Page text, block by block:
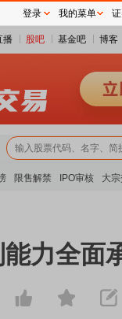
播 股吧 基金吧 博客
限售解禁 IPO审核 大
力全面
登录 我的菜单